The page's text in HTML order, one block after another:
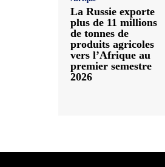
La Russie exporte
plus de 11 millions
de tonnes de
produits agricoles
vers l’Afrique au
premier semestre
2026